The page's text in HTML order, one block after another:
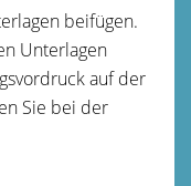
beifügen.
Unterlagen
auf der
Sie bei der